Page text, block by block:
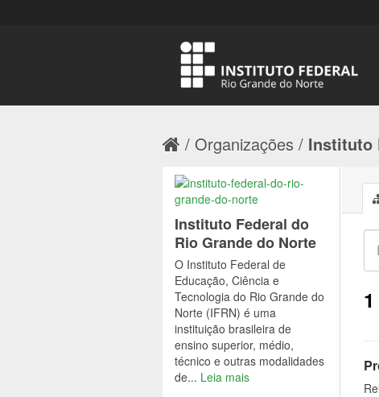
Organizações Instituto
Instituto Federal do
Rio Grande do Norte
O Instituto Federal de
Educação, Ciência e
Tecnologia do Rio Grande do
Norte (IFRN) é uma
instituição brasileira de
ensino superior, médio,
técnico e outras modalidades
de... Leia mais